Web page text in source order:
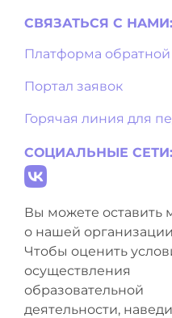
СВЯЗАТЬСЯ С НAМИ:
Платформа обратной
Портал заявок
Горячая линия для
СОЦИАЛЬНЫЕ СЕТИ:
Вы можете оставить
о нашей
Чтобы оценить
осуществления
образовательной
деятельности,